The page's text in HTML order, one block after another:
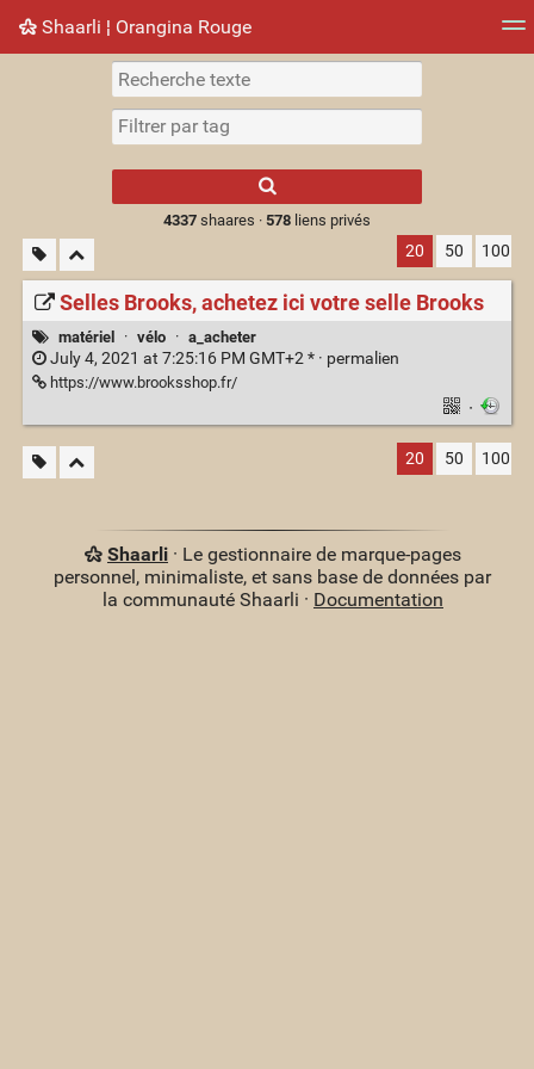
Shaarli ¦ Orangina Rouge
Nuage de tags Mur d'images
results.
4337shaares · 578liens privés
20 50 100
Selles Brooks, achetez ici votre selle Brooks
matériel · vélo · a_acheter
July 4, 2021 at 7:25:16 PM GMT+2 * · permalien
https://www.brooksshop.fr/
·
20 50 100
Shaarli· Le gestionnaire de marque-pages
personnel, minimaliste, et sans base de données par
la communauté Shaarli · Documentation